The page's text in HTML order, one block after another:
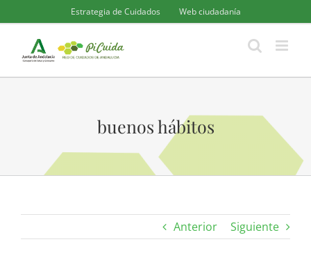
al
contenido
Estrategia de Cuidados Web ciudadanía
buenos hábitos
Anterior Siguiente